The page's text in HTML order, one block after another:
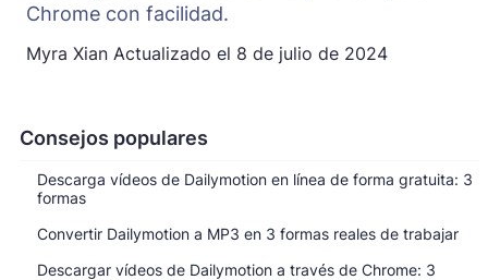
Consejos populares
Descarga vídeos de Dailymotion en línea de forma gratuita: 3
formas
Convertir Dailymotion a MP3 en 3 formas reales de trabajar
Descargar vídeos de Dailymotion a través de Chrome: 3
Chrome con facilidad.
Myra Xian Actualizado el 8 de julio de 2024